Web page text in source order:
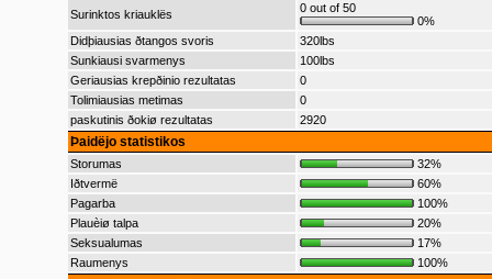
Surinktos kriauklës
0 out of 50
0%
Didþiausias ðtangos svoris
320lbs
Sunkiausi svarmenys
100lbs
Geriausias krepðinio rezultatas
0
Tolimiausias metimas
0
paskutinis ðokiø rezultatas
2920
Þaidëjo statistikos
Storumas
32%
Iðtvermë
60%
Pagarba
100%
Plauèiø talpa
20%
Seksualumas
17%
Raumenys
100%